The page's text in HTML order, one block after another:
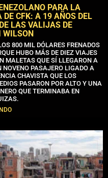
PARA LA
DE CFK: A 19 AÑOS DEL
DE LAS VALIJAS DE
800 MIL DÓLARES FRENADOS
HUBO MÁS DE DIEZ VIAJES
MALETAS QUE SÍ LLEGARON A
NOVENO PASAJERO LIGADO A
CHAVISTA QUE LOS
PASARON POR ALTO Y UNA
QUE TERMINABA EN